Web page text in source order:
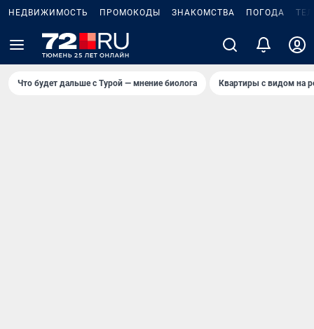
НЕДВИЖИМОСТЬ ПРОМОКОДЫ ЗНАКОМСТВА ПОГОДА
Что будет дальше с Турой — мнение биолога Квартиры с видом на